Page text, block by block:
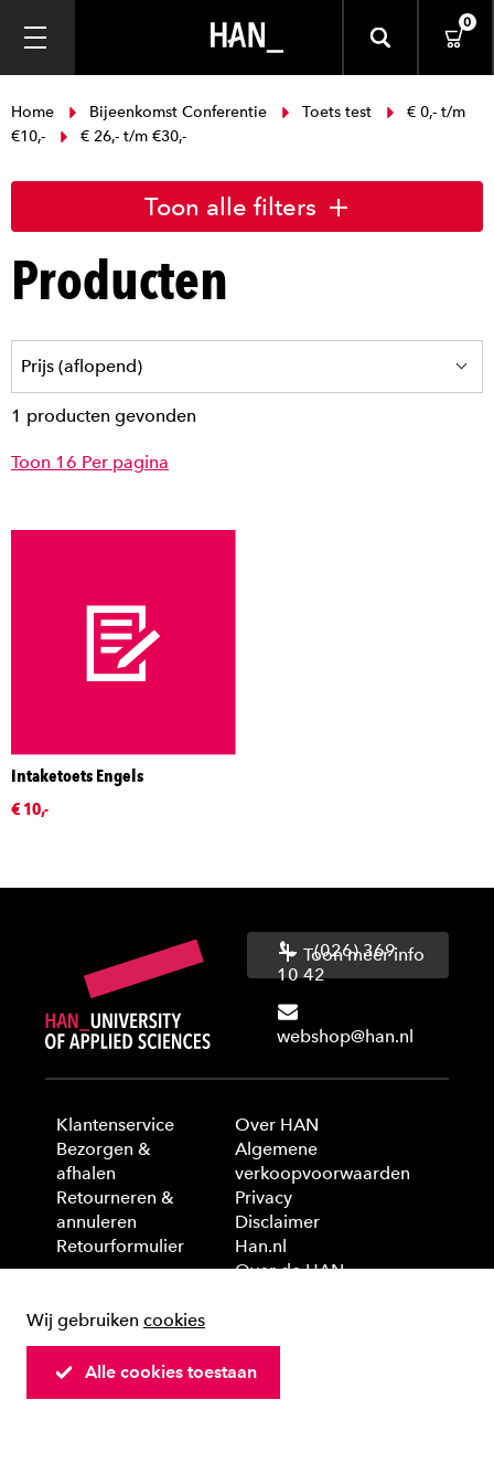
0
Home Bijeenkomst Conferentie Toets test
€ 0,- t/m
€10,-
€ 26,- t/m €30,-
Toon alle filters
Producten
1 producten gevonden
Toon 16 Per pagina
Intaketoets Engels
€ 10,-
(026) 369
10 42
webshop@han.nl
Toon meer info
Klantenservice
Bezorgen &
afhalen
Retourneren &
annuleren
Retourformulier
Over HAN
Algemene
verkoopvoorwaarden
Privacy
Disclaimer
Han.nl
Over de HAN
Wij gebruiken cookies
Alle cookies toestaan